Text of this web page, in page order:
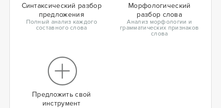
Синтаксический разбор
предложения
Полный анализ каждого
составного слова
Морфологический
разбор слова
Анализ морфологии и
грамматических признаков
слова
Предложить свой
инструмент